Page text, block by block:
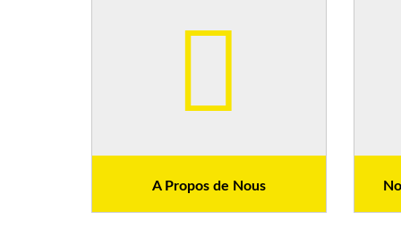
A Propos de Nous